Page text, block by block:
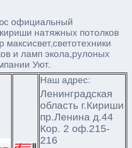
официальный
натяжных потолков
и ламп экола,рулоных
Уют.
Наш адрес:
Ленинградская
область г.Кириши
пр.Ленина д.44
Кор. 2 оф.215-
216